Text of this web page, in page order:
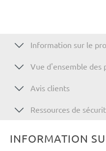
Information sur le
Vue d'ensemble des
Avis clients
Ressources de
INFORMATION